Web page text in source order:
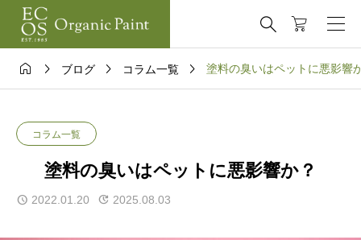

  ブログ  コラム一覧  塗料の臭いはペットに悪影響
コラム一覧
塗料の臭いはペットに悪影響か？
2022.01.20 2025.08.03